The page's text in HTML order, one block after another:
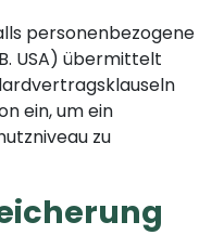
personenbezogene
USA) übermittelt
ein, um ein
zu